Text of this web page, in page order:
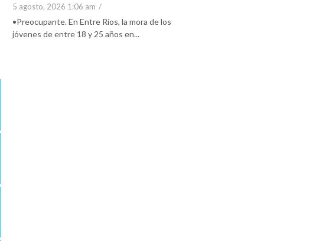
5 agosto, 2026 1:06 am /
•Preocupante. En Entre Ríos, la mora de los
jóvenes de entre 18 y 25 años en...